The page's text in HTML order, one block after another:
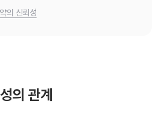
의 신뢰성
의 관계